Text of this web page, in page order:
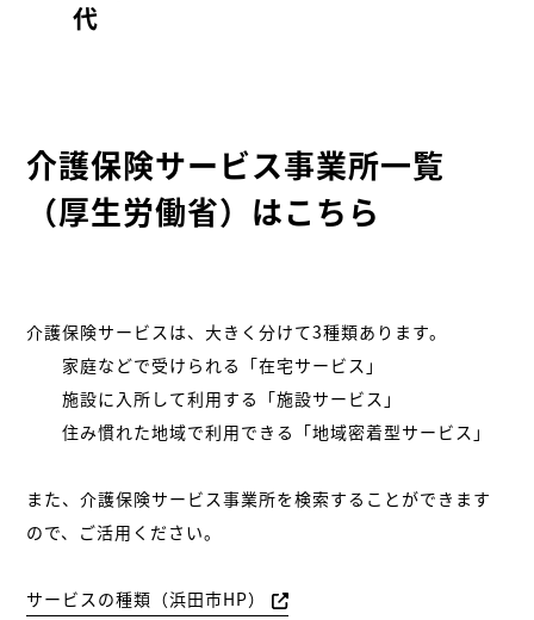
代
介護保険サービス事業所一覧
（厚生労働省）はこちら
介護保険サービスは、大きく分けて3種類あります。
家庭などで受けられる「在宅サービス」
施設に入所して利用する「施設サービス」
住み慣れた地域で利用できる「地域密着型サービス」
また、介護保険サービス事業所を検索することができます
ので、ご活用ください。
サービスの種類（浜田市HP）